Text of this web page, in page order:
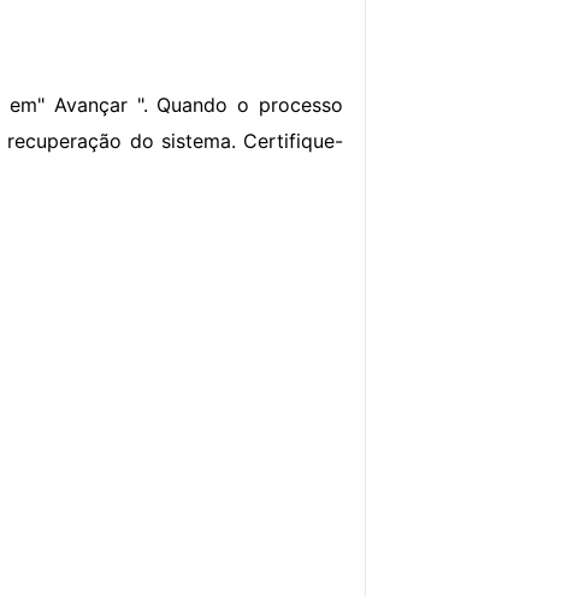
Avançar ". Quando o processo
do sistema. Certifique-